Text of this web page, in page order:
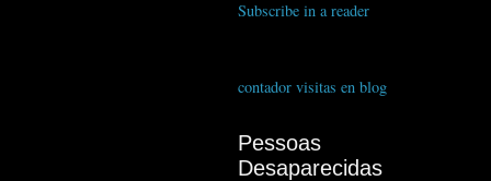
Subscribe in a reader
contador visitas en blog
Pessoas
Desaparecidas